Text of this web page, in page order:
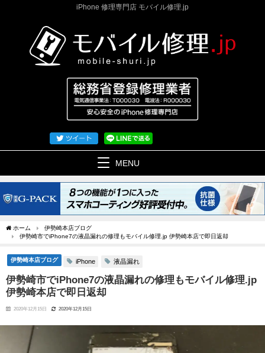
iPhone 修理専門店 モバイル修理.jp
MENU
ホーム
伊勢崎本店ブログ
伊勢崎市でiPhone7の液晶漏れの修理もモバイル修理.jp 伊勢崎本店で即日返却
伊勢崎本店ブログ iPhone 液晶漏れ
伊勢崎市でiPhone7の液晶漏れの修理もモバイル修理.jp
伊勢崎本店で即日返却
2020年12月15日 2020年12月15日